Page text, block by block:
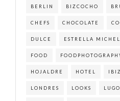
BERLIN BIZCOCHO
CHEFS CHOCOLATE
DULCE ESTRELLA
FOOD
HOJALDRE HOTEL
LONDRES LOOKS LUGO